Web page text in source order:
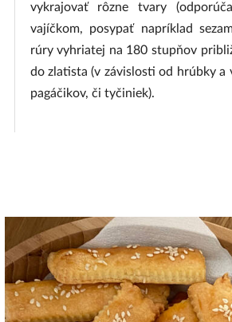
vykrajovať rôzne tvary
vajíčkom, posypať napríklad
rúry vyhriatej na 180 stupňov
do zlatista (v závislosti od hrúbky
pagáčikov, či tyčiniek).